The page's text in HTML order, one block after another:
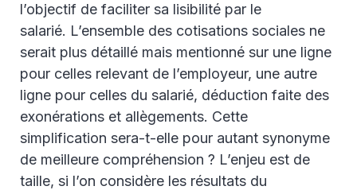
l’objectif de faciliter sa lisibilité par le
salarié. L’ensemble des cotisations sociales ne
serait plus détaillé mais mentionné sur une ligne
pour celles relevant de l’employeur, une autre
ligne pour celles du salarié, déduction faite des
exonérations et allègements. Cette
simplification sera-t-elle pour autant synonyme
de meilleure compréhension ? L’enjeu est de
taille, si l’on considère les résultats du